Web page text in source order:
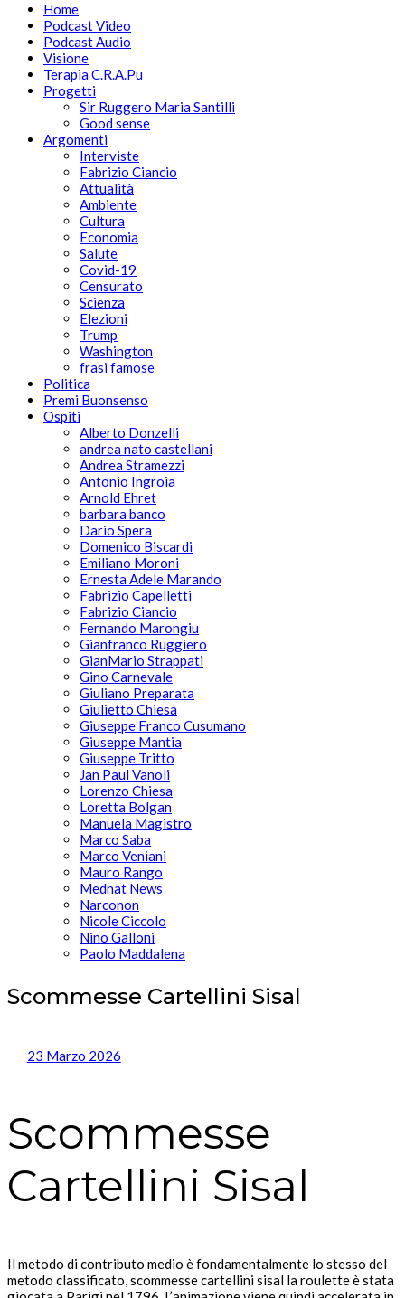
Home
Podcast Video
Podcast Audio
Visione
Terapia C.R.A.Pu
Progetti
Sir Ruggero Maria Santilli
Good sense
Argomenti
Interviste
Fabrizio Ciancio
Attualità
Ambiente
Cultura
Economia
Salute
Covid-19
Censurato
Scienza
Elezioni
Trump
Washington
frasi famose
Politica
Premi Buonsenso
Ospiti
Alberto Donzelli
andrea nato castellani
Andrea Stramezzi
Antonio Ingroia
Arnold Ehret
barbara banco
Dario Spera
Domenico Biscardi
Emiliano Moroni
Ernesta Adele Marando
Fabrizio Capelletti
Fabrizio Ciancio
Fernando Marongiu
Gianfranco Ruggiero
GianMario Strappati
Gino Carnevale
Giuliano Preparata
Giulietto Chiesa
Giuseppe Franco Cusumano
Giuseppe Mantia
Giuseppe Tritto
Jan Paul Vanoli
Lorenzo Chiesa
Loretta Bolgan
Manuela Magistro
Marco Saba
Marco Veniani
Mauro Rango
Mednat News
Narconon
Nicole Ciccolo
Nino Galloni
Paolo Maddalena
Scommesse Cartellini Sisal
23 Marzo 2026
Scommesse
Cartellini Sisal
Il metodo di contributo medio è fondamentalmente lo stesso del
metodo classificato, scommesse cartellini sisal la roulette è stata